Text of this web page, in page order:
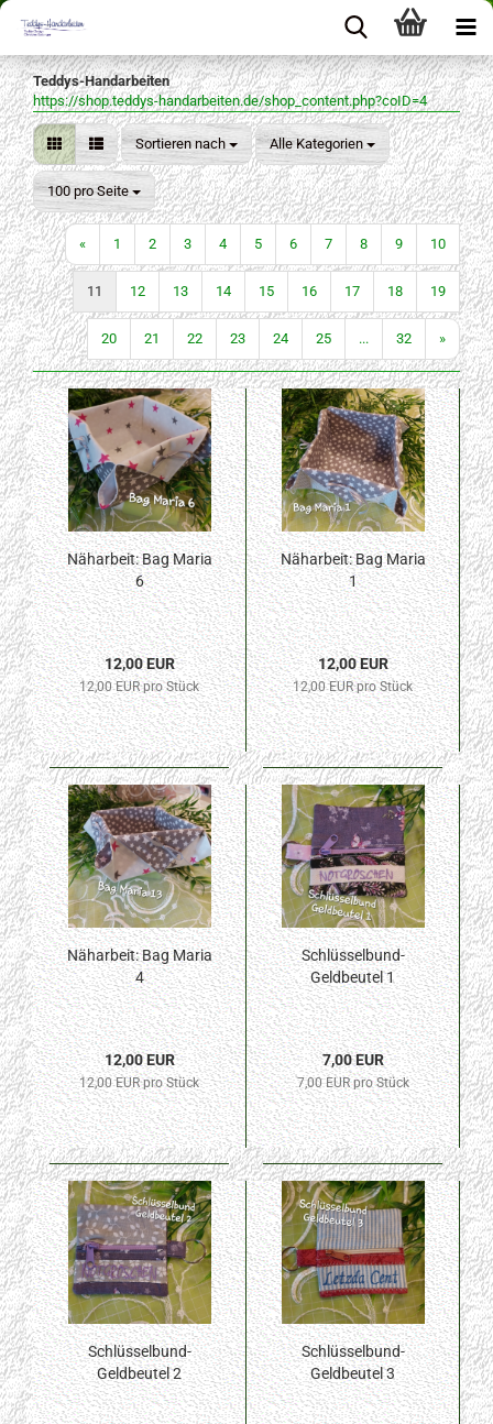
Teddys-Handarbeiten
https://shop.teddys-handarbeiten.de/shop_content.php?coID=4
Sortieren nach
Sortieren nach Alle Kategorien
100 pro Seite
pro Seite
« 1 2 3 4 5 6 7 8 9 10
11 12 13 14 15 16 17 18 19
20 21 22 23 24 25 ... 32 »
Näharbeit: Bag Maria
6
12,00 EUR
12,00 EUR pro Stück
Näharbeit: Bag Maria
1
12,00 EUR
12,00 EUR pro Stück
Näharbeit: Bag Maria
4
12,00 EUR
12,00 EUR pro Stück
Schlüsselbund-
Geldbeutel 1
7,00 EUR
7,00 EUR pro Stück
Schlüsselbund-
Geldbeutel 2
Schlüsselbund-
Geldbeutel 3